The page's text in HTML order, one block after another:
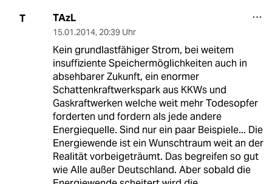
T TAzL
15.01.2014, 20:39 Uhr
Kein grundlastfähiger Strom, bei weitem
insuffiziente Speichermöglichkeiten auch in
absehbarer Zukunft, ein enormer
Schattenkraftwerkspark aus KKWs und
Gaskraftwerken welche weit mehr Todesopfer
forderten und fordern als jede andere
Energiequelle. Sind nur ein paar Beispiele... Die
Energiewende ist ein Wunschtraum weit an der
Realität vorbeigeträumt. Das begreifen so gut
wie Alle außer Deutschland. Aber sobald die